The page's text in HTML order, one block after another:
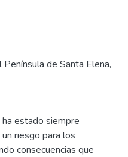
de Santa Elena,
estado siempre
riesgo para los
consecuencias que